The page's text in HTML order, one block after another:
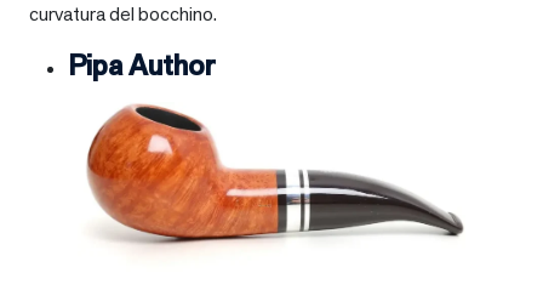
curvatura del bocchino.
Pipa Author